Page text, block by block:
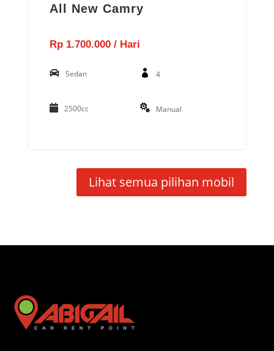
All New Camry
Rp 1.700.000 / Hari
Sedan 4
2500cc Manual
Lihat semua pilihan mobil